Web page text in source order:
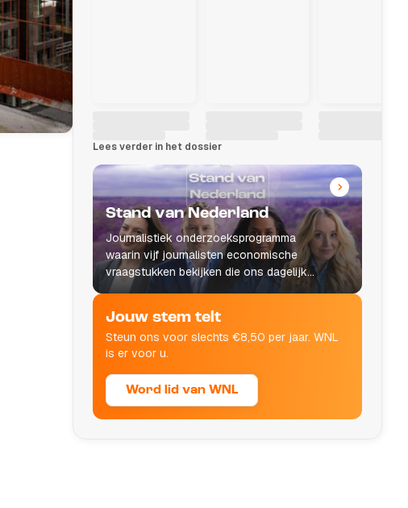
Lees verder in het dossier
Stand van Nederland
Journalistiek onderzoeksprogramma
waarin vijf journalisten economische
vraagstukken bekijken die ons dagelijks
leven raken.
Jouw stem telt
Steun ons voor slechts €8,50 per jaar. WNL
is er voor u.
Word lid van WNL